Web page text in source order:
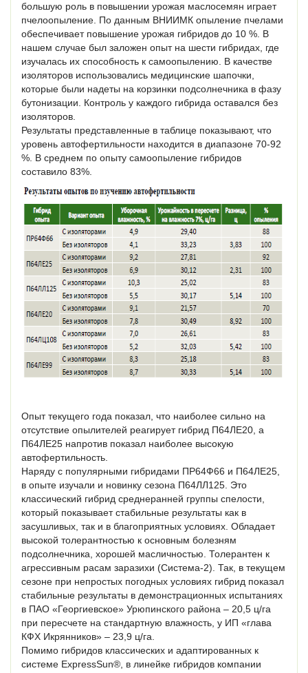
большую роль в повышении урожая маслосемян играет
пчелоопыление. По данным ВНИИМК опыление пчелами
обеспечивает повышение урожая гибридов до 10 %. В
нашем случае был заложен опыт на шести гибридах, где
изучалась их способность к самоопылению. В качестве
изоляторов использовались медицинские шапочки,
которые были надеты на корзинки подсолнечника в фазу
бутонизации. Контроль у каждого гибрида оставался без
изоляторов.
Результаты представленные в таблице показывают, что
уровень автофертильности находится в диапазоне 70-92
%. В среднем по опыту самоопыление гибридов
составило 83%.
Опыт текущего года показал, что наиболее сильно на
отсутствие опылителей реагирует гибрид П64ЛЕ20, а
П64ЛЕ25 напротив показал наиболее высокую
автофертильность.
Наряду с популярными гибридами ПР64Ф66 и П64ЛЕ25,
в опыте изучали и новинку сезона П64ЛЛ125. Это
классический гибрид среднеранней группы спелости,
который показывает стабильные результаты как в
засушливых, так и в благоприятных условиях. Обладает
высокой толерантностью к основным болезням
подсолнечника, хорошей масличностью. Толерантен к
агрессивным расам заразихи (Система-2). Так, в текущем
сезоне при непростых погодных условиях гибрид показал
стабильные результаты в демонстрационных испытаниях
в ПАО «Георгиевское» Урюпинского района – 20,5 ц/га
при пересчете на стандартную влажность, у ИП «глава
КФХ Икрянников» – 23,9 ц/га.
Помимо гибридов классических и адаптированных к
системе ExpressSun®, в линейке гибридов компании